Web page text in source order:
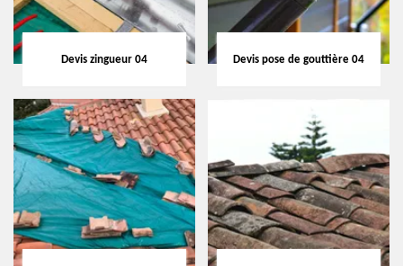
Devis zingueur 04 Devis pose de gouttière 04